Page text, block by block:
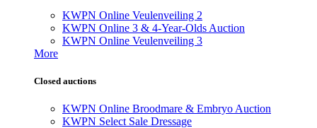
KWPN Online Veulenveiling 2
KWPN Online 3 & 4-Year-Olds Auction
KWPN Online Veulenveiling 3
More
Closed auctions
KWPN Online Broodmare & Embryo Auction
KWPN Select Sale Dressage